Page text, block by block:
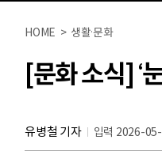
HOME > 생활·문화
[문화 소식] ‘
유병철 기자 입력 2026-